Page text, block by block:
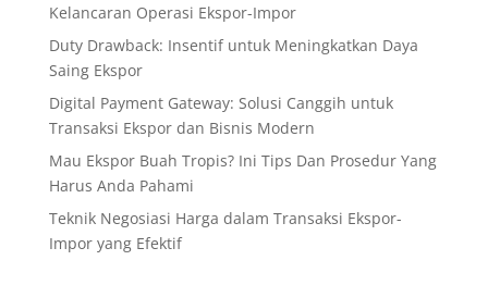
Kelancaran Operasi Ekspor-Impor
Duty Drawback: Insentif untuk Meningkatkan Daya
Saing Ekspor
Digital Payment Gateway: Solusi Canggih untuk
Transaksi Ekspor dan Bisnis Modern
Mau Ekspor Buah Tropis? Ini Tips Dan Prosedur Yang
Harus Anda Pahami
Teknik Negosiasi Harga dalam Transaksi Ekspor-
Impor yang Efektif